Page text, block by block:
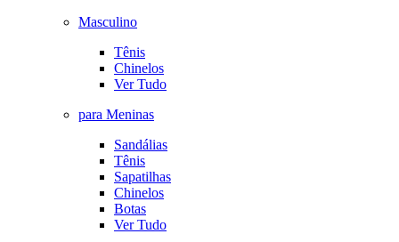
Masculino
Tênis
Chinelos
Ver Tudo
para Meninas
Sandálias
Tênis
Sapatilhas
Chinelos
Botas
Ver Tudo